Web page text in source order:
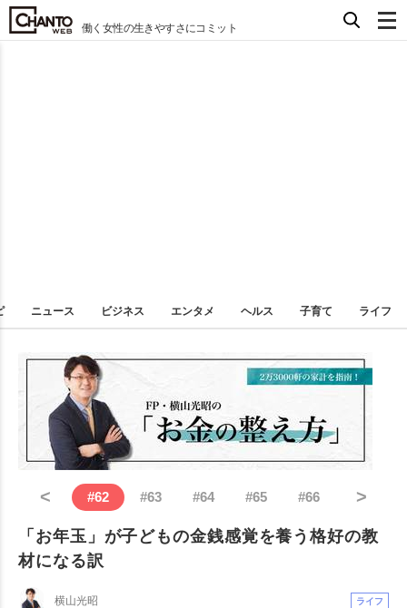
働く女性の生きやすさにコミット
ニュース ビジネス エンタメ ヘルス 子育て ライフ
< #62 #63 #64 #65 #66 >
「お年玉」が子どもの金銭感覚を養う格好の教
材になる訳
横山光昭 ライフ